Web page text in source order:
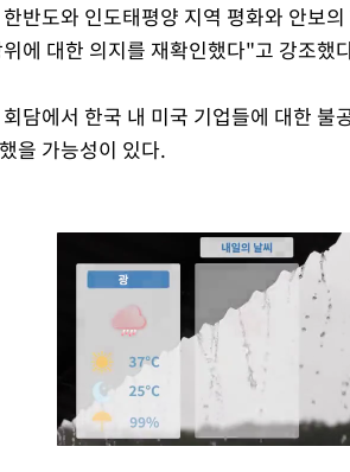
반도와 인도태평양 지역 평화와 안보
에 대한 의지를 재확인했다"고 강조했
담에서 한국 내 미국 기업들에 대한 불
을 가능성이 있다.